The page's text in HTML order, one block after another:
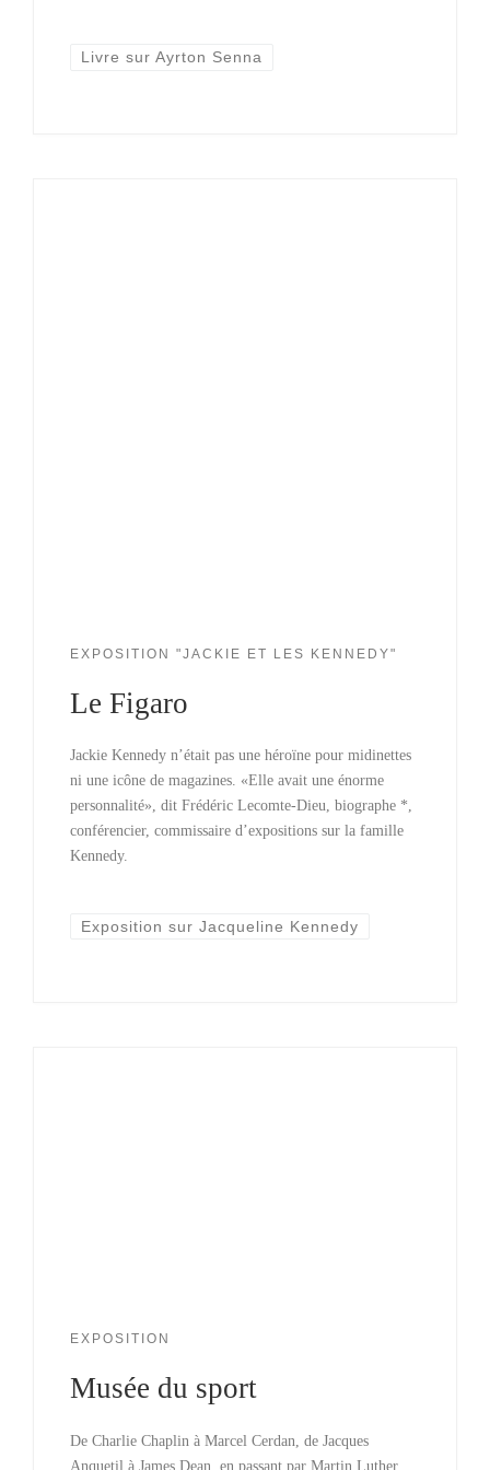
Livre sur Ayrton Senna
EXPOSITION "JACKIE ET LES KENNEDY"
Le Figaro
Jackie Kennedy n’était pas une héroïne pour midinettes
ni une icône de magazines. «Elle avait une énorme
personnalité», dit Frédéric Lecomte-Dieu, biographe *,
conférencier, commissaire d’expositions sur la famille
Kennedy.
Exposition sur Jacqueline Kennedy
EXPOSITION
Musée du sport
De Charlie Chaplin à Marcel Cerdan, de Jacques
Anquetil à James Dean, en passant par Martin Luther